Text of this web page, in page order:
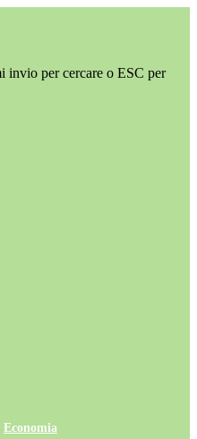
invio per cercare o ESC per
Economia